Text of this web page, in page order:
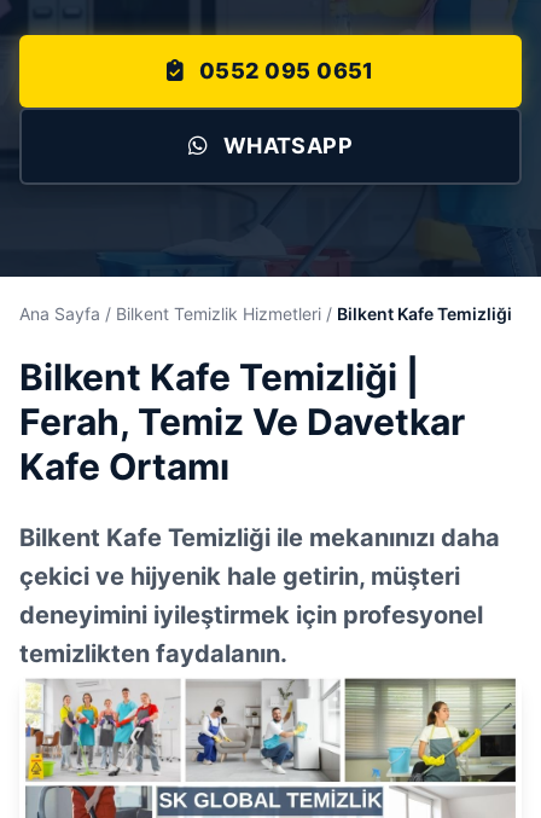
0552 095 0651
WHATSAPP
Ana Sayfa / Bilkent Temizlik Hizmetleri / Bilkent Kafe Temizliği
Bilkent Kafe Temizliği |
Ferah, Temiz Ve Davetkar
Kafe Ortamı
Bilkent Kafe Temizliği ile mekanınızı daha
çekici ve hijyenik hale getirin, müşteri
deneyimini iyileştirmek için profesyonel
temizlikten faydalanın.